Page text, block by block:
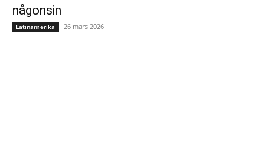
någonsin
Latinamerika 26 mars 2026